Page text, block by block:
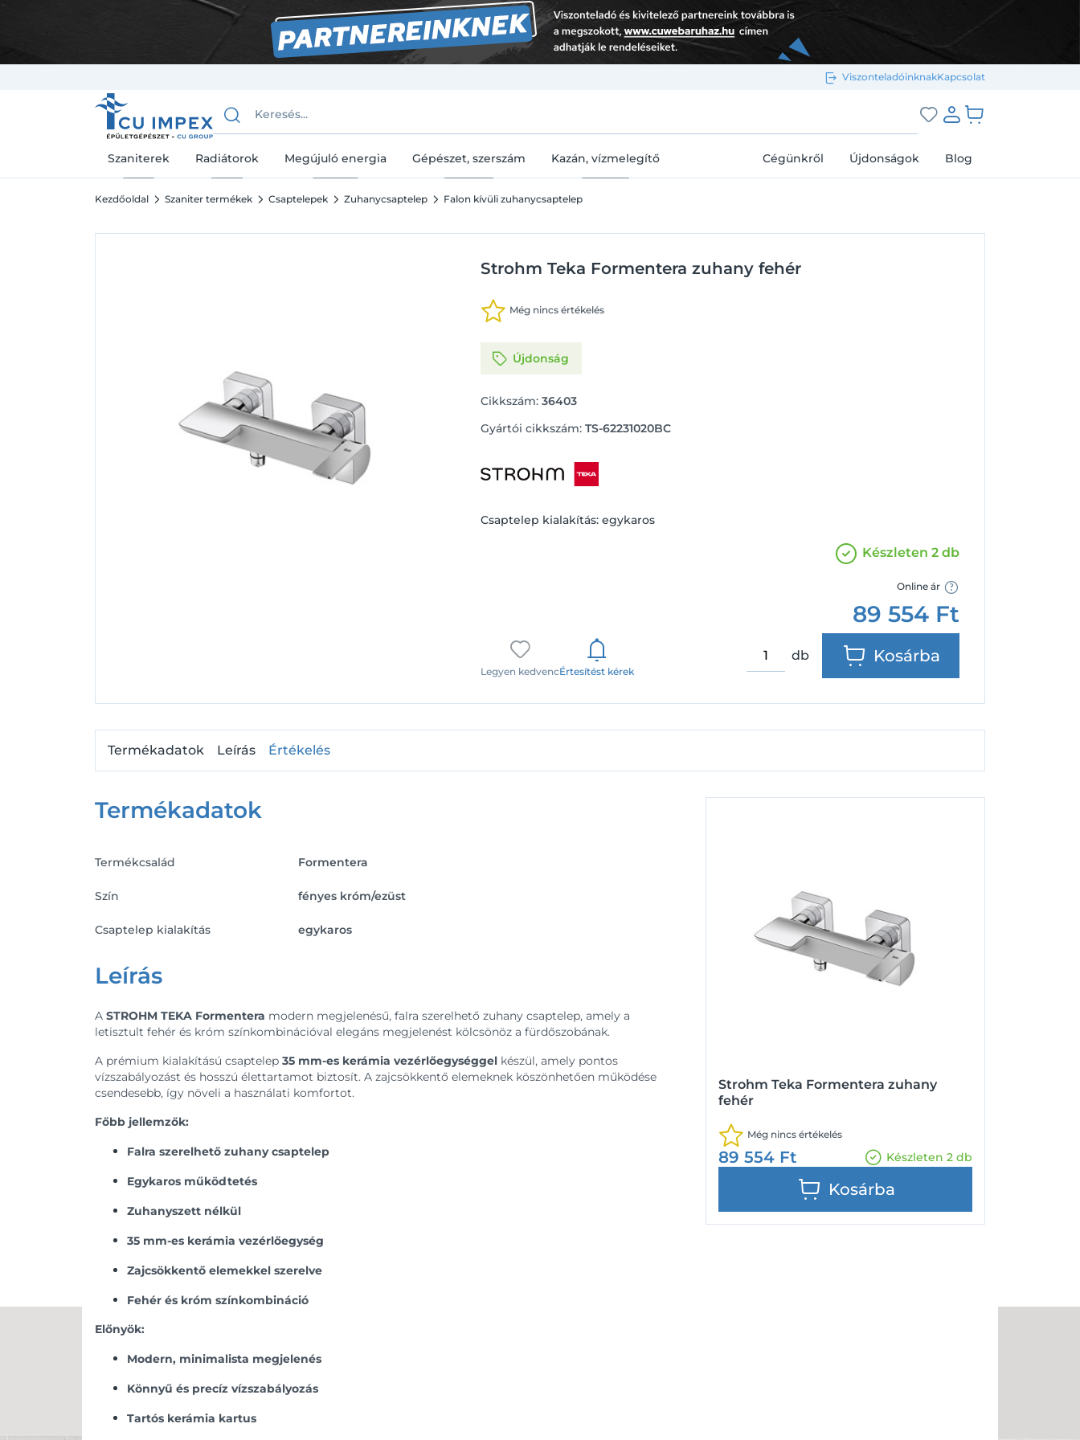
ViszonteladóinknakKapcsolat
Bejelentkezés e-mail-címmel
Szaniterek Radiátorok Megújuló energia Gépészet, szerszám Kazán, vízmelegítő Cégünkről Újdonságok Blog
Kezdőoldal Szaniter termékek Csaptelepek Zuhanycsaptelep Falon kívüli zuhanycsaptelep
Strohm Teka Formentera zuhany fehér
Még nincs értékelés
Újdonság
Cikkszám: 36403
Gyártói cikkszám: TS-62231020BC
Csaptelep kialakítás: egykaros
Legyen kedvencÉrtesítést kérek
Készleten 2 db
Online ár
89 554 Ft
db Kosárba
Strohm Teka Formentera zuhany
fehér
Még nincs értékelés
89 554 Ft Készleten 2 db
Kosárba
Termékadatok Leírás Értékelés
Termékadatok
Termékcsalád Formentera
Szín fényes króm/ezüst
Csaptelep kialakítás egykaros
Leírás
A STROHM TEKA Formentera modern megjelenésű, falra szerelhető zuhany csaptelep, amely a
letisztult fehér és króm színkombinációval elegáns megjelenést kölcsönöz a fürdőszobának.
A prémium kialakítású csaptelep 35 mm-es kerámia vezérlőegységgel készül, amely pontos
vízszabályozást és hosszú élettartamot biztosít. A zajcsökkentő elemeknek köszönhetően működése
csendesebb, így növeli a használati komfortot.
Főbb jellemzők:
Falra szerelhető zuhany csaptelep
Egykaros működtetés
Zuhanyszett nélkül
35 mm-es kerámia vezérlőegység
Zajcsökkentő elemekkel szerelve
Fehér és króm színkombináció
Előnyök:
Modern, minimalista megjelenés
Könnyű és precíz vízszabályozás
Tartós kerámia kartus